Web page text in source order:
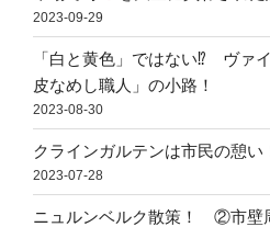
2023-09-29
「白と黄色」ではない⁉ ヴァ
皮なめし職人」の小路！
2023-08-30
クラインガルテンは市民の憩い
2023-07-28
ニュルンベルク散策！ ②市壁